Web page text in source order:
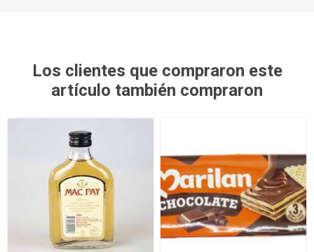
Los clientes que compraron este
artículo también compraron